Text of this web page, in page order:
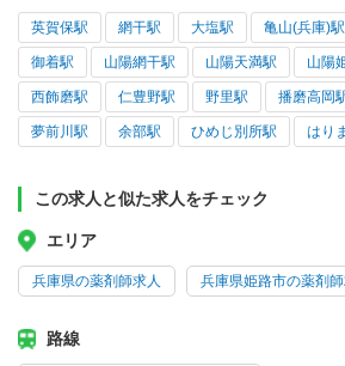
英賀保駅 網干駅 大塩駅 亀山(兵庫)駅
御着駅 山陽網干駅 山陽天満駅 山陽
西飾磨駅 仁豊野駅 野里駅 播磨高岡
夢前川駅 余部駅 ひめじ別所駅 はり
この求人と似た求人をチェック
エリア
兵庫県の薬剤師求人 兵庫県姫路市の薬剤師
路線